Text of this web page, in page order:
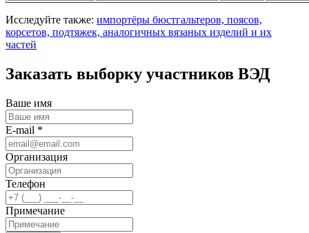
Исследуйте также: импортёры бюстгальтеров, поясов,
корсетов, подтяжек, аналогичных вязаных изделий и их
частей
Заказать выборку участников ВЭД
Ваше имя
E-mail *
Организация
Телефон
Примечание